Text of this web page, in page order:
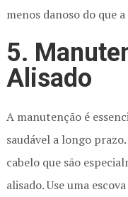
menos danoso do que
5.
Alisado
A manutenção é
saudável a longo
cabelo que são
alisado. Use uma